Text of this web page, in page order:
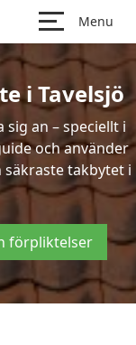
Menu
i Tavelsjö
an – speciellt i
och använder
takbytet i
förpliktelser